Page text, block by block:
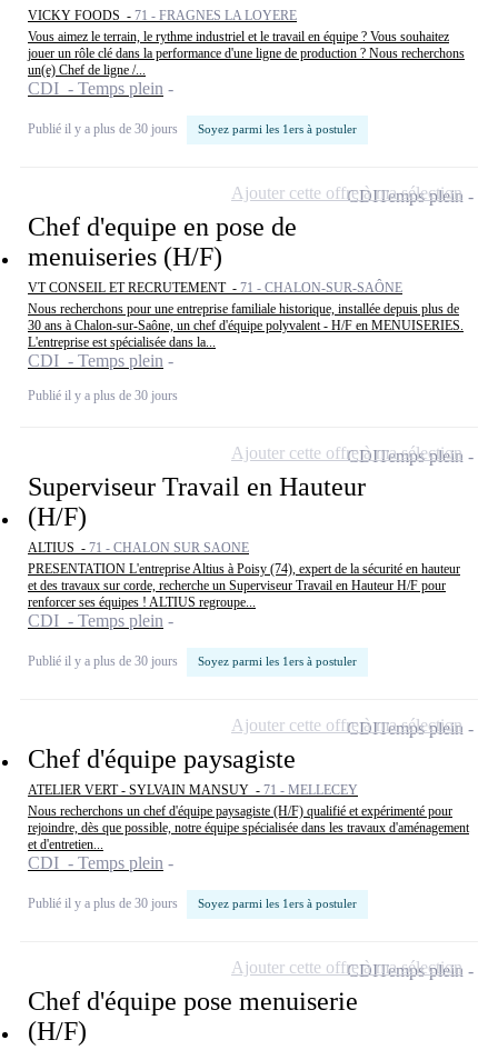
VICKY FOODS - 71 - FRAGNES LA LOYERE
Vous aimez le terrain, le rythme industriel et le travail en équipe ? Vous souhaitez
jouer un rôle clé dans la performance d'une ligne de production ? Nous recherchons
un(e) Chef de ligne /...
CDI - Temps plein
Publié il y a plus de 30 jours Soyez parmi les 1ers à postuler
Chef d'equipe en pose de
menuiseries (H/F)
VT CONSEIL ET RECRUTEMENT - 71 - CHALON-SUR-SAÔNE
Nous recherchons pour une entreprise familiale historique, installée depuis plus de
30 ans à Chalon-sur-Saône, un chef d'équipe polyvalent - H/F en MENUISERIES.
L'entreprise est spécialisée dans la...
CDI - Temps plein
Publié il y a plus de 30 jours
CDITemps plein
Ajouter cette offre à ma sélection
Superviseur Travail en Hauteur
(H/F)
ALTIUS - 71 - CHALON SUR SAONE
PRESENTATION L'entreprise Altius à Poisy (74), expert de la sécurité en hauteur
et des travaux sur corde, recherche un Superviseur Travail en Hauteur H/F pour
renforcer ses équipes ! ALTIUS regroupe...
CDI - Temps plein
Publié il y a plus de 30 jours Soyez parmi les 1ers à postuler
CDITemps plein
Ajouter cette offre à ma sélection
Chef d'équipe paysagiste
ATELIER VERT - SYLVAIN MANSUY - 71 - MELLECEY
Nous recherchons un chef d'équipe paysagiste (H/F) qualifié et expérimenté pour
rejoindre, dès que possible, notre équipe spécialisée dans les travaux d'aménagement
et d'entretien...
CDI - Temps plein
Publié il y a plus de 30 jours Soyez parmi les 1ers à postuler
CDITemps plein
Ajouter cette offre à ma sélection
Chef d'équipe pose menuiserie
(H/F)
CDITemps plein
Ajouter cette offre à ma sélection